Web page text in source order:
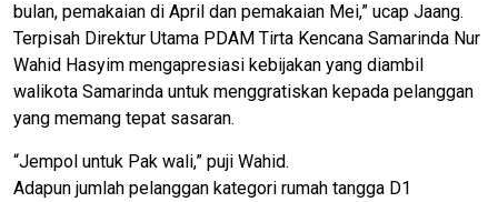
bulan, pemakaian di April dan pemakaian Mei,” ucap Jaang.
Terpisah Direktur Utama PDAM Tirta Kencana Samarinda Nur
Wahid Hasyim mengapresiasi kebijakan yang diambil
walikota Samarinda untuk menggratiskan kepada pelanggan
yang memang tepat sasaran.
“Jempol untuk Pak wali,” puji Wahid.
Adapun jumlah pelanggan kategori rumah tangga D1